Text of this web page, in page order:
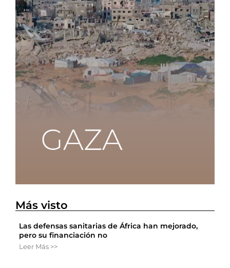
Más visto
Las defensas sanitarias de África han mejorado,
pero su financiación no
Leer Más >>